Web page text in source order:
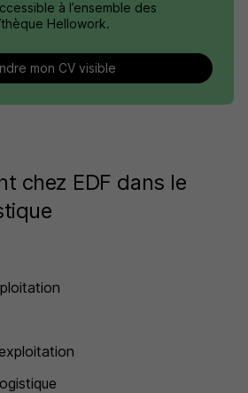
à l’ensemble des
Hellowork.
mon CV visible
chez EDF dans le